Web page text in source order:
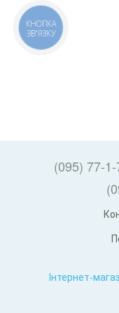
(095) 77-
Інтернет-
КНОПКА
ЗВ'ЯЗКУ